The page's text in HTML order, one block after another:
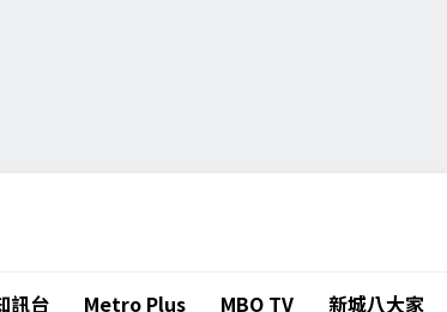
訊台 Metro Plus MBO TV 新城八大家